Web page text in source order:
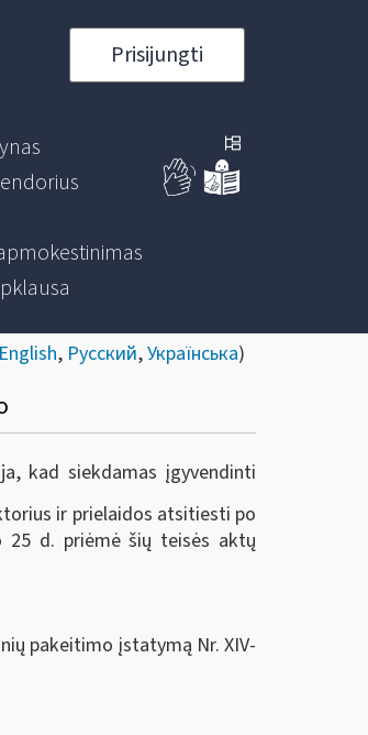
Prisijungti
English, Русский,Українська)
kad siekdamas įgyvendinti
ir prielaidos atsitiesti po
25 d. priėmė šių teisės aktų
pakeitimo įstatymą Nr. XIV-